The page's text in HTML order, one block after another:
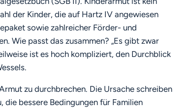
der Kinder, die auf Hartz IV angewiesen
sowie zahlreicher Förder- und
Wie passt das zusammen? „Es gibt zwar
ist es hoch kompliziert, den Durchblick
zu durchbrechen. Die Ursache schreiben
die bessere Bedingungen für Familien